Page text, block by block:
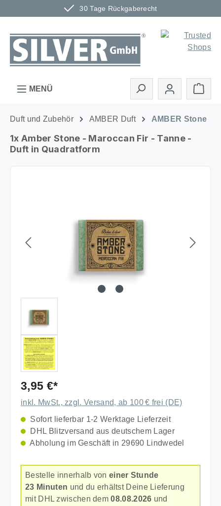
30 Tage Rückgaberecht
Zum Hauptinhalt springen
MENÜ
Duft und Zubehör AMBER Duft AMBER Stone
1x Amber Stone - Maroccan Fir - Tanne -
Duft in Quadratform
3,95 €*
inkl. MwSt., zzgl. Versand, ab 100 € frei (DE)
Sofort lieferbar 1-2 Werktage Lieferzeit
DHL Blitzversand aus deutschem Lager
Abholung im Geschäft in 29690 Lindwedel
Bestelle innerhalb von einer Stunde
23 Minuten und du erhältst Deine Lieferung
mit DHL zwischen dem08.08.2026 und